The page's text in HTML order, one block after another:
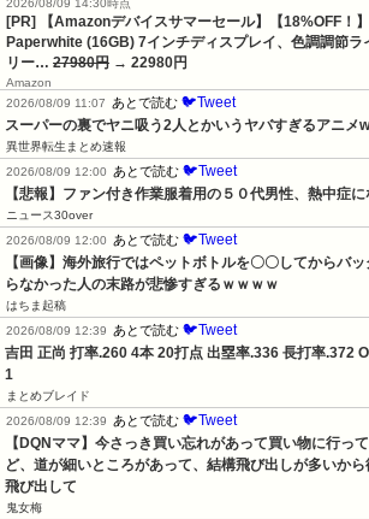
2026/08/09 14:30時点
[PR] 【Amazonデバイスサマーセール】【18%OFF！
Paperwhite (16GB) 7インチディスプレイ、色調調節ラ
リー… 27980円 → 22980円
Amazon
2026/08/09 11:07
あとで読む 🐦Tweet
スーパーの裏でヤニ吸う2人とかいうヤバすぎるアニメ
異世界転生まとめ速報
2026/08/09 12:00
あとで読む 🐦Tweet
【悲報】ファン付き作業服着用の５０代男性、熱中症に
ニュース30over
2026/08/09 12:00
あとで読む 🐦Tweet
【画像】海外旅行ではペットボトルを〇〇してからバ
らなかった人の末路が悲惨すぎるｗｗｗｗ
はちま起稿
2026/08/09 12:39
あとで読む 🐦Tweet
吉田 正尚 打率.260 4本 20打点 出塁率.336 長打率.372
1
まとめブレイド
2026/08/09 12:39
あとで読む 🐦Tweet
【DQNママ】今さっき買い忘れがあって買い物に行っ
ど、道が細いところがあって、結構飛び出しが多いか
飛び出して
鬼女梅